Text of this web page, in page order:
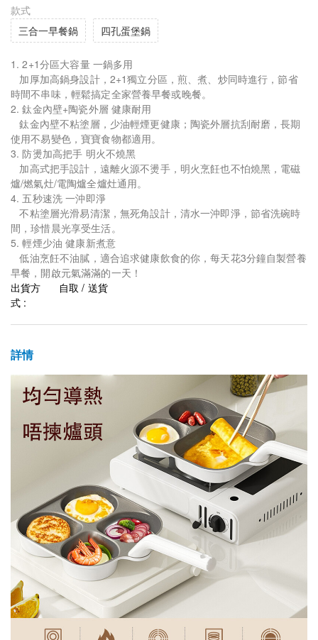
款式
三合一早餐鍋
四孔蛋堡鍋
1. 2+1分區大容量 一鍋多用
加厚加高鍋身設計，2+1獨立分區，煎、煮、炒同時進行，節省
時間不串味，輕鬆搞定全家營養早餐或晚餐。
2. 鈦金內壁+陶瓷外層 健康耐用
鈦金內壁不粘塗層，少油輕煙更健康；陶瓷外層抗刮耐磨，長期
使用不易變色，寶寶食物都適用。
3. 防燙加高把手 明火不燒黑
加高式把手設計，遠離火源不燙手，明火烹飪也不怕燒黑，電磁
爐/燃氣灶/電陶爐全爐灶通用。
4. 五秒速洗 一沖即淨
不粘塗層光滑易清潔，無死角設計，清水一沖即淨，節省洗碗時
間，珍惜晨光享受生活。
5. 輕煙少油 健康新煮意
低油烹飪不油膩，適合追求健康飲食的你，每天花3分鐘自製營養
早餐，開啟元氣滿滿的一天！
出貨方
式 :
自取 / 送貨
詳情